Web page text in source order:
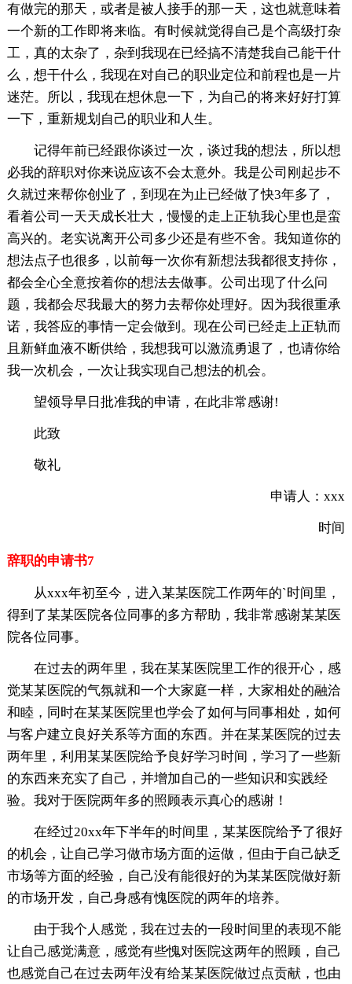
有做完的那天，或者是被人接手的那一天，这也就意味着
一个新的工作即将来临。有时候就觉得自己是个高级打杂
工，真的太杂了，杂到我现在已经搞不清楚我自己能干什
么，想干什么，我现在对自己的职业定位和前程也是一片
迷茫。所以，我现在想休息一下，为自己的将来好好打算
一下，重新规划自己的职业和人生。
记得年前已经跟你谈过一次，谈过我的想法，所以想
必我的辞职对你来说应该不会太意外。我是公司刚起步不
久就过来帮你创业了，到现在为止已经做了快3年多了，
看着公司一天天成长壮大，慢慢的走上正轨我心里也是蛮
高兴的。老实说离开公司多少还是有些不舍。我知道你的
想法点子也很多，以前每一次你有新想法我都很支持你，
都会全心全意按着你的想法去做事。公司出现了什么问
题，我都会尽我最大的努力去帮你处理好。因为我很重承
诺，我答应的事情一定会做到。现在公司已经走上正轨而
且新鲜血液不断供给，我想我可以激流勇退了，也请你给
我一次机会，一次让我实现自己想法的机会。
望领导早日批准我的申请，在此非常感谢!
此致
敬礼
申请人：xxx
时间
辞职的申请书7
从xxx年初至今，进入某某医院工作两年的`时间里，
得到了某某医院各位同事的多方帮助，我非常感谢某某医
院各位同事。
在过去的两年里，我在某某医院里工作的很开心，感
觉某某医院的气氛就和一个大家庭一样，大家相处的融洽
和睦，同时在某某医院里也学会了如何与同事相处，如何
与客户建立良好关系等方面的东西。并在某某医院的过去
两年里，利用某某医院给予良好学习时间，学习了一些新
的东西来充实了自己，并增加自己的一些知识和实践经
验。我对于医院两年多的照顾表示真心的感谢！
在经过20xx年下半年的时间里，某某医院给予了很好
的机会，让自己学习做市场方面的运做，但由于自己缺乏
市场等方面的经验，自己没有能很好的为某某医院做好新
的市场开发，自己身感有愧医院的两年的培养。
由于我个人感觉，我在过去的一段时间里的表现不能
让自己感觉满意，感觉有些愧对医院这两年的照顾，自己
也感觉自己在过去两年没有给某某医院做过点贡献，也由